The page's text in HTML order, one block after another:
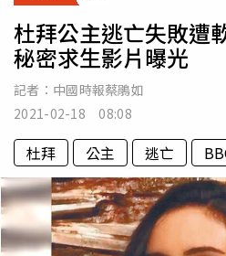
杜拜公主逃亡失敗遭
秘密求生影片曝光
記者： 中國時報蔡鵑如
2021-02-18 08:08
杜拜 公主 逃亡